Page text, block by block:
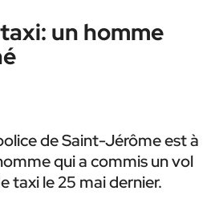
un homme
de Saint-Jérôme est à
qui a commis un vol
taxi le 25 mai dernier.